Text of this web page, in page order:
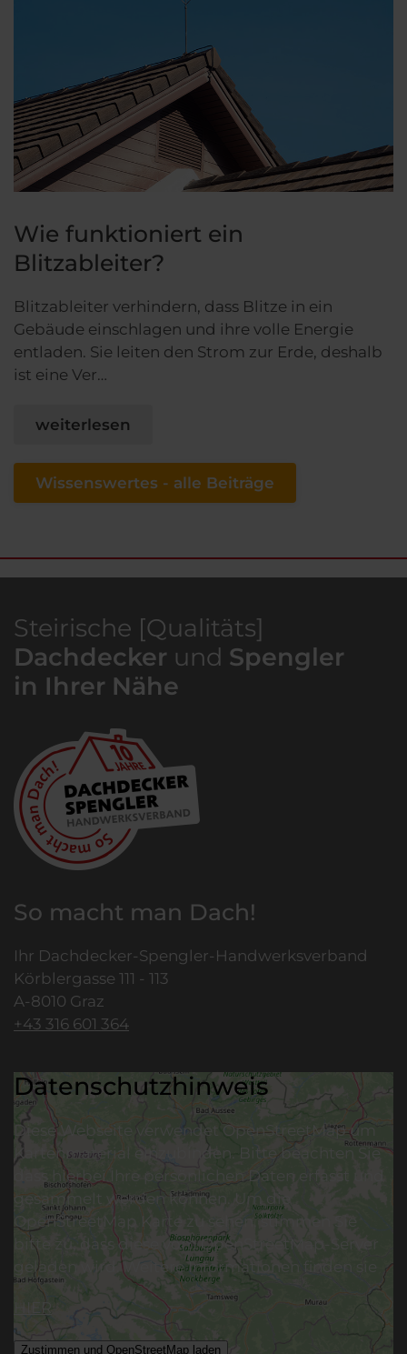
Wie funktioniert ein
Blitzableiter?
Blitzableiter verhindern, dass Blitze in ein
Gebäude einschlagen und ihre volle Energie
entladen. Sie leiten den Strom zur Erde, deshalb
ist eine Ver…
weiterlesen
Wissenswertes - alle Beiträge
Steirische [Qualitäts]
Dachdecker und Spengler
in Ihrer Nähe
So macht man Dach!
Ihr Dachdecker-Spengler-Handwerksverband
Körblergasse 111 - 113
A-8010 Graz
+43 316 601 364
Datenschutzhinweis
Diese Webseite verwendet OpenStreetMap um
Kartenmaterial einzubinden. Bitte beachten Sie
dass hierbei Ihre persönlichen Daten erfasst und
gesammelt werden können. Um die
OpenStreetMap Karte zu sehen, stimmen Sie
bitte zu, dass diese vom OpenStreetMap-Server
geladen wird. Weitere Informationen finden sie
HIER